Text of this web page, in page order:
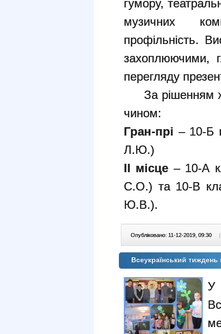
гумору,
музичних
профільність.
захоплюючими,
перегляду
За рішенням
чином:
Гран-прі – 10-Б
Л.Ю.)
ІІ місце – 10-А
С.О.) та 10-В
Ю.В.).
Опубліковано: 11-12-2019, 09:30 |
Всеукраїнський